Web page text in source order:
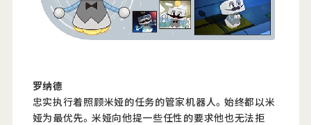
罗纳德
忠实执行着照顾米娅的任务的管家机器人。始终都以米
娅为最优先。米娅向他提一些任性的要求他也无法拒